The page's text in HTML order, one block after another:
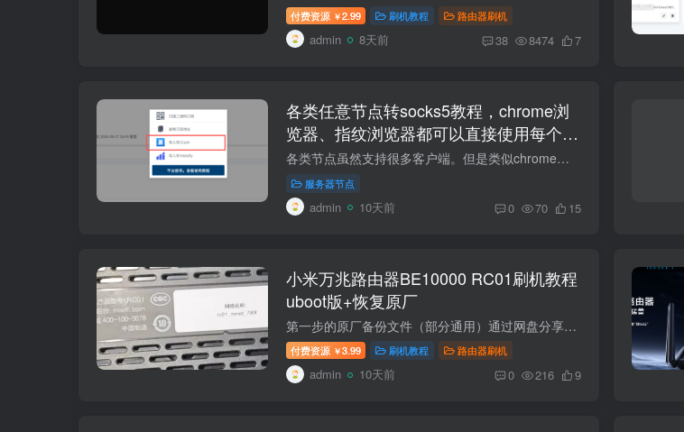
付费资源 ￥2.99 刷机教程 路由器刷机
admin 8天前 38 8474 7
各类任意节点转socks5教程，chrome浏
览器、指纹浏览器都可以直接使用每个窗
口一个独立海外原生IP
各类节点虽然支持很多客户端。但是类似chrome浏览器、各种指纹浏览器只支持 Socks5和http代理。本教程可以让你的浏览器每个窗口一个独立原生海外IP。 需要工具：v2rayn,节点转换工具 第一种airp...
服务器节点
admin 10天前 0 70 15
小米万兆路由器BE10000 RC01刷机教程
uboot版+恢复原厂
第一步的原厂备份文件（部分通用）通过网盘分享的文件：xiaomi-be10000-backups.rar链接: https://pan.baidu.com/s/1RKB1JUyypzgExdh4xg7A_A 提取码: 8kuv 项目规格参数产品型号小米万兆路由器 ...
付费资源 ￥3.99 刷机教程 路由器刷机
admin 10天前 0 216 9